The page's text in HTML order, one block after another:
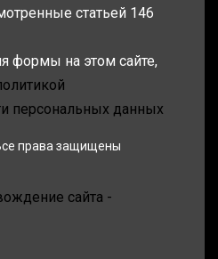
статьей 146
формы на этом сайте,
персональных данных
права защищены
сайта -